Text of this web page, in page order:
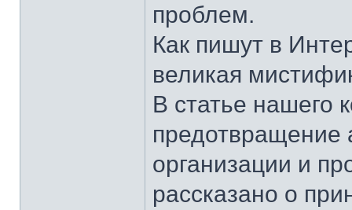
проблем.
Как пишут в
великая
В статье нашего
предотвращение
организации и
рассказано о